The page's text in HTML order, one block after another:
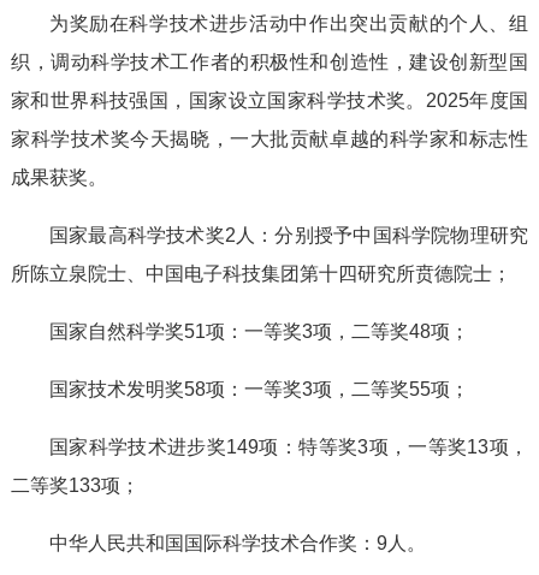
为奖励在科学技术进步活动中作出突出贡献的个人、组
织，调动科学技术工作者的积极性和创造性，建设创新型国
家和世界科技强国，国家设立国家科学技术奖。2025年度国
家科学技术奖今天揭晓，一大批贡献卓越的科学家和标志性
成果获奖。
国家最高科学技术奖2人：分别授予中国科学院物理研究
所陈立泉院士、中国电子科技集团第十四研究所贲德院士；
国家自然科学奖51项：一等奖3项，二等奖48项；
国家技术发明奖58项：一等奖3项，二等奖55项；
国家科学技术进步奖149项：特等奖3项，一等奖13项，
二等奖133项；
中华人民共和国国际科学技术合作奖：9人。